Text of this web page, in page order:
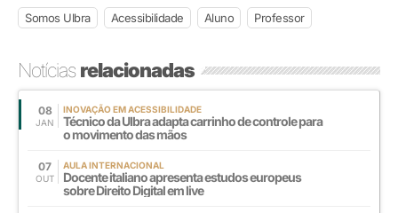
Somos Ulbra Acessibilidade Aluno Professor
Notíciasrelacionadas
08
JAN
INOVAÇÃO EM ACESSIBILIDADE
Técnico da Ulbra adapta carrinho de controle para
o movimento das mãos
07
OUT
AULA INTERNACIONAL
Docente italiano apresenta estudos europeus
sobre Direito Digital em live